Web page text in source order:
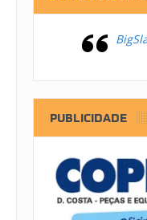
PUBLICIDADE